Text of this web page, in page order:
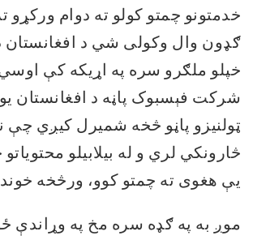
خدمتونو چمتو کولو ته دوام ورکړو
ګډون وال وکولی شي د افغانستان
خپلو ملګرو سره په اړیکه کې
شرکت فېسبوک پاڼه د افغانستان
ټولنیزو پاڼو څخه شمیرل کیږي چ
څارونکي لري و له بیلابیلو
یې هغوی ته چمتو کوو، ورڅخه
موږ به په ګډه سره مخ په وړاندې